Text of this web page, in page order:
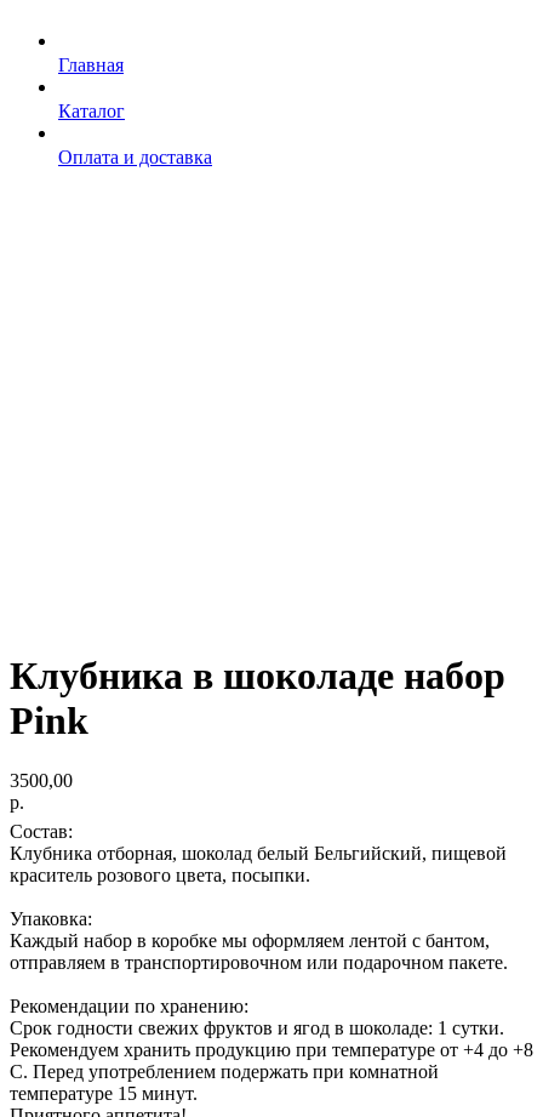
Главная
Каталог
Оплата и доставка
Клубника в шоколаде набор
Pink
3500,00
р.
Состав:
Клубника отборная, шоколад белый Бельгийский, пищевой
краситель розового цвета, посыпки.
Упаковка:
Каждый набор в коробке мы оформляем лентой с бантом,
отправляем в транспортировочном или подарочном пакете.
Рекомендации по хранению:
Срок годности свежих фруктов и ягод в шоколаде: 1 сутки.
Рекомендуем хранить продукцию при температуре от +4 до +8
С. Перед употреблением подержать при комнатной
температуре 15 минут.